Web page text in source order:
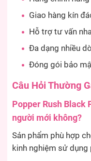
Giao hàng kín
Hỗ trợ tư vấn
Đa dạng nhiều
Đóng gói bảo
Câu Hỏi Thường
Popper Rush Black
người mới không?
Sản phẩm phù hợp
kinh nghiệm sử dụng